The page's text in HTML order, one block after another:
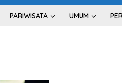
PARIWISATA UMUM